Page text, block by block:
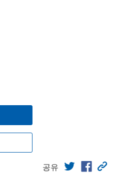
공유